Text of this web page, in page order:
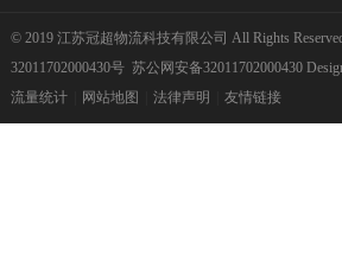
© 2019 江苏冠超物流科技有限公司 All Rights
32011702000430号 苏公网安备32011702000430
流量统计
网站地图 法律声明 友情链接